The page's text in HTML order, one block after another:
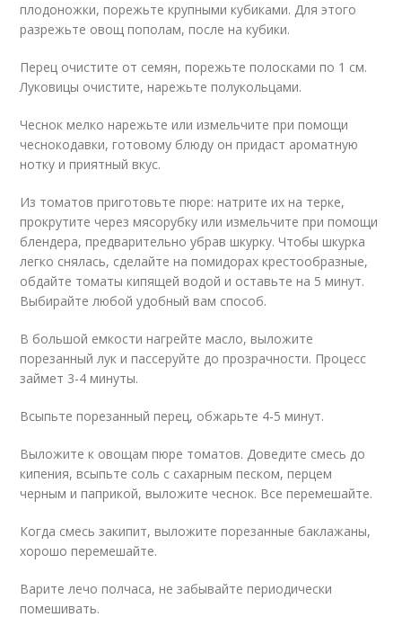
плодоножки, порежьте крупными кубиками. Для этого
разрежьте овощ пополам, после на кубики.
Перец очистите от семян, порежьте полосками по 1 см.
Луковицы очистите, нарежьте полукольцами.
Чеснок мелко нарежьте или измельчите при помощи
чеснокодавки, готовому блюду он придаст ароматную
нотку и приятный вкус.
Из томатов приготовьте пюре: натрите их на терке,
прокрутите через мясорубку или измельчите при помощи
блендера, предварительно убрав шкурку. Чтобы шкурка
легко снялась, сделайте на помидорах крестообразные,
обдайте томаты кипящей водой и оставьте на 5 минут.
Выбирайте любой удобный вам способ.
В большой емкости нагрейте масло, выложите
порезанный лук и пассеруйте до прозрачности. Процесс
займет 3-4 минуты.
Всыпьте порезанный перец, обжарьте 4-5 минут.
Выложите к овощам пюре томатов. Доведите смесь до
кипения, всыпьте соль с сахарным песком, перцем
черным и паприкой, выложите чеснок. Все перемешайте.
Когда смесь закипит, выложите порезанные баклажаны,
хорошо перемешайте.
Варите лечо полчаса, не забывайте периодически
помешивать.